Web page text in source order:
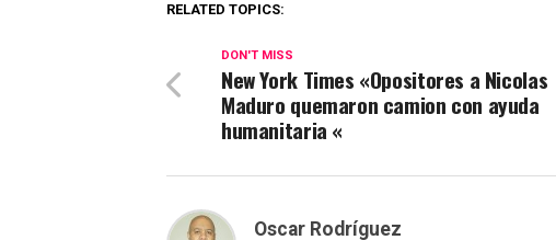
RELATED TOPICS:
DON'T MISS
New York Times «Opositores a Nicolas
Maduro quemaron camion con ayuda
humanitaria «
Oscar Rodríguez